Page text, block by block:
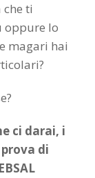
ti
oppure lo
magari hai
ci darai, i
di